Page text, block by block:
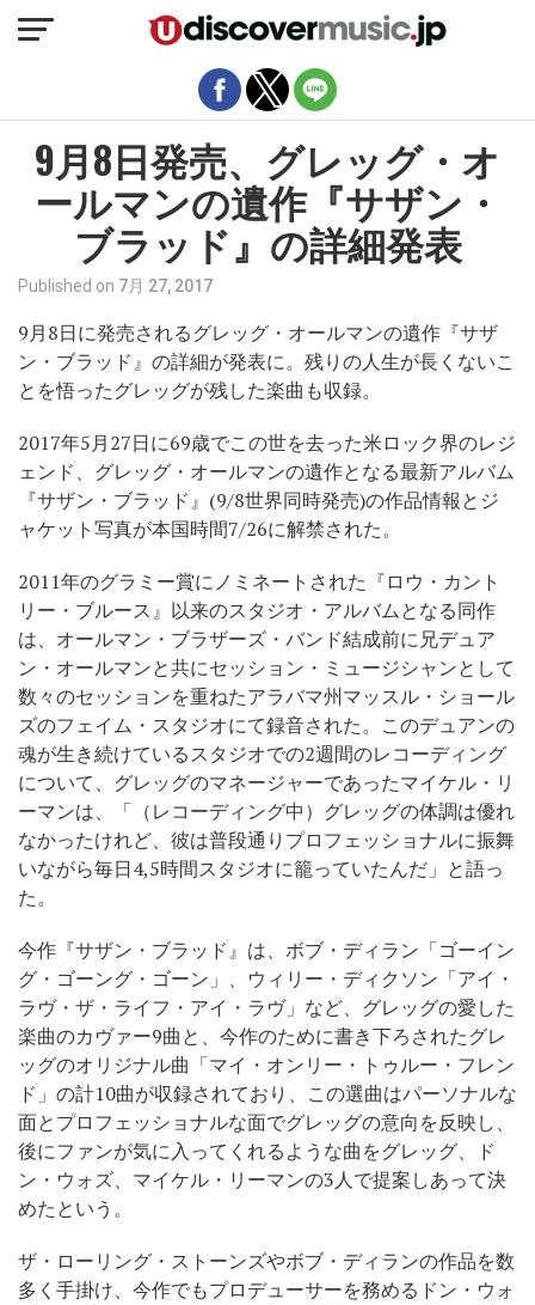
9月8日発売、グレッグ・オ
ールマンの遺作『サザン・
ブラッド』の詳細発表
Published on 7月 27, 2017
9月8日に発売されるグレッグ・オールマンの遺作『サザ
ン・ブラッド』の詳細が発表に。残りの人生が長くないこ
とを悟ったグレッグが残した楽曲も収録。
2017年5月27日に69歳でこの世を去った米ロック界のレジ
ェンド、グレッグ・オールマンの遺作となる最新アルバム
『サザン・ブラッド』(9/8世界同時発売)の作品情報とジ
ャケット写真が本国時間7/26に解禁された。
2011年のグラミー賞にノミネートされた『ロウ・カント
リー・ブルース』以来のスタジオ・アルバムとなる同作
は、オールマン・ブラザーズ・バンド結成前に兄デュア
ン・オールマンと共にセッション・ミュージシャンとして
数々のセッションを重ねたアラバマ州マッスル・ショール
ズのフェイム・スタジオにて録音された。このデュアンの
魂が生き続けているスタジオでの2週間のレコーディング
について、グレッグのマネージャーであったマイケル・リ
ーマンは、「（レコーディング中）グレッグの体調は優れ
なかったけれど、彼は普段通りプロフェッショナルに振舞
いながら毎日4,5時間スタジオに籠っていたんだ」と語っ
た。
今作『サザン・ブラッド』は、ボブ・ディラン「ゴーイン
グ・ゴーング・ゴーン」、ウィリー・ディクソン「アイ・
ラヴ・ザ・ライフ・アイ・ラヴ」など、グレッグの愛した
楽曲のカヴァー9曲と、今作のために書き下ろされたグレ
ッグのオリジナル曲「マイ・オンリー・トゥルー・フレン
ド」の計10曲が収録されており、この選曲はパーソナルな
面とプロフェッショナルな面でグレッグの意向を反映し、
後にファンが気に入ってくれるような曲をグレッグ、ド
ン・ウォズ、マイケル・リーマンの3人で提案しあって決
めたという。
ザ・ローリング・ストーンズやボブ・ディランの作品を数
多く手掛け、今作でもプロデューサーを務めるドン・ウォ
モバイルバージョンを終了